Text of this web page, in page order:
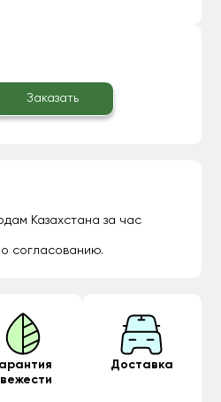
Заказать
Казахстана за час
согласованию.
Доставка